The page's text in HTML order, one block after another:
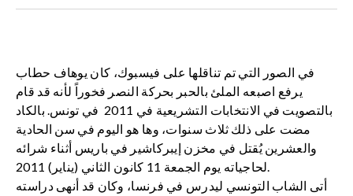
في الصور التي تم تناقلها على فيسبوك، كان يوهاف حطاب
يرفع اصبعه الملئ بالحبر بحركة النصر فخوراً لأنه قد قام
بالتصويت في الانتخابات التشريعية في 2011 في تونس. بالكاد
مضت على ذلك ثلاث سنوات، وها هو اليوم في سن الحادية
والعشرين يُقتل في مخزن إيبركاشير في باريس أثناء شرائه
لحاجياته يوم الجمعة 11 كانون الثاني (يناير) 2011.
أتى الشاب التونسي ليدرس في فرنسا، وكان قد أنهى دراسته